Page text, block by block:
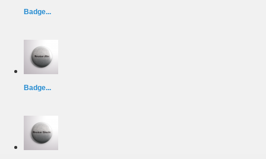
Badge...
Badge...